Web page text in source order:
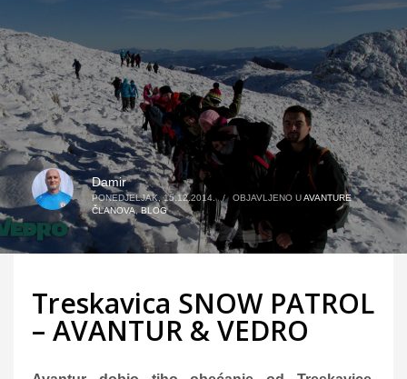
Damir
PONEDJELJAK, 15.12.2014. / OBJAVLJENO UAVANTURE
ČLANOVA BLOG
Treskavica SNOW PATROL
– AVANTUR & VEDRO